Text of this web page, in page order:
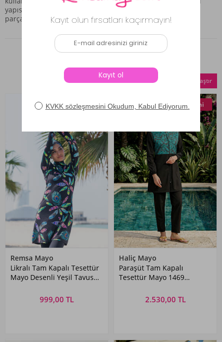
yapısı sayesinde uzun yıllar boyunca şık ve konforlu bir
parçanız olacaktır.
Seçilenleri Karşılaştır
Yeni
Remsa Mayo
Likralı Tam Kapalı Tesettür
Mayo Desenli Yeşil Tavus
999,00 TL
Yeni
Haliç Mayo
Paraşüt Tam Kapalı
Tesettür Mayo 1469
2.530,00 TL